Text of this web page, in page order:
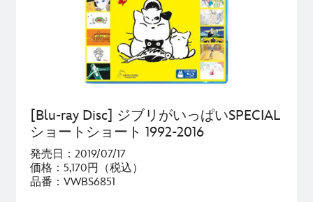
[Blu-ray Disc] ジブリがいっぱいSPECIAL
ショートショート 1992-2016
発売日：2019/07/17
価格：5,170円（税込）
品番：VWBS6851